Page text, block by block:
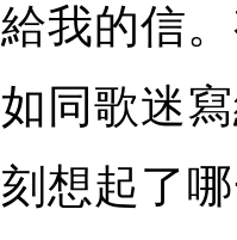
我的信
同歌迷
想起了